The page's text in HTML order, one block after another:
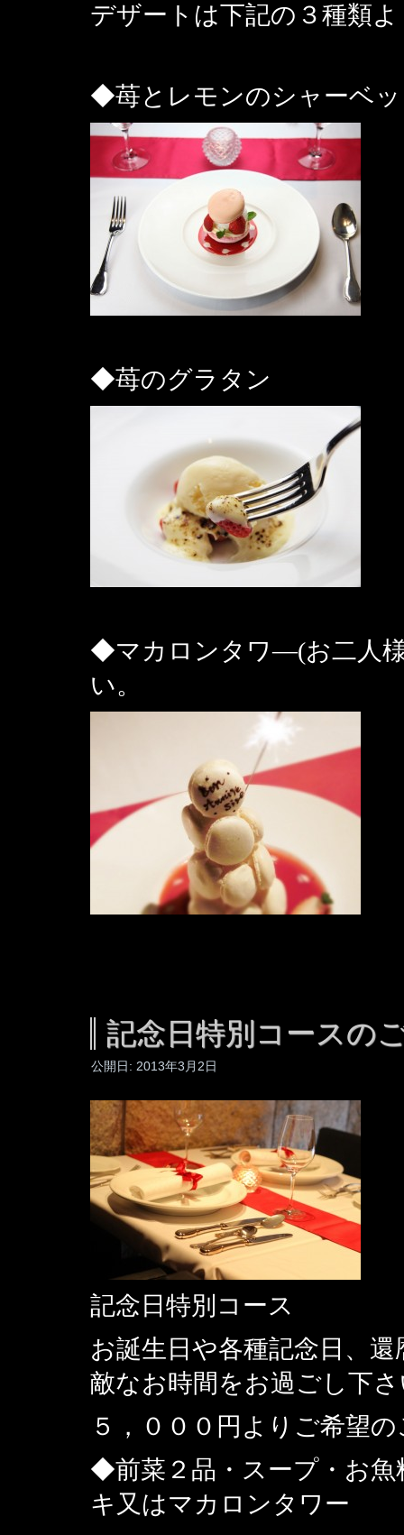
デザートは下記の３種類
◆苺とレモンのシャーベ
◆苺のグラタン
◆マカロンタワ―(お二人
い。
記念日特別コースの
公開日: 2013年3月2日
記念日特別コース
お誕生日や各種記念日、
敵なお時間をお過ごし下
５，０００円よりご希望
◆前菜２品・スープ・お
キ又はマカロンタワー